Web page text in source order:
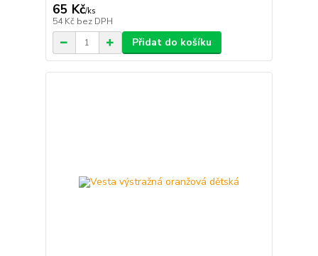
65 Kč/ks
54 Kč bez DPH
Přidat do košíku